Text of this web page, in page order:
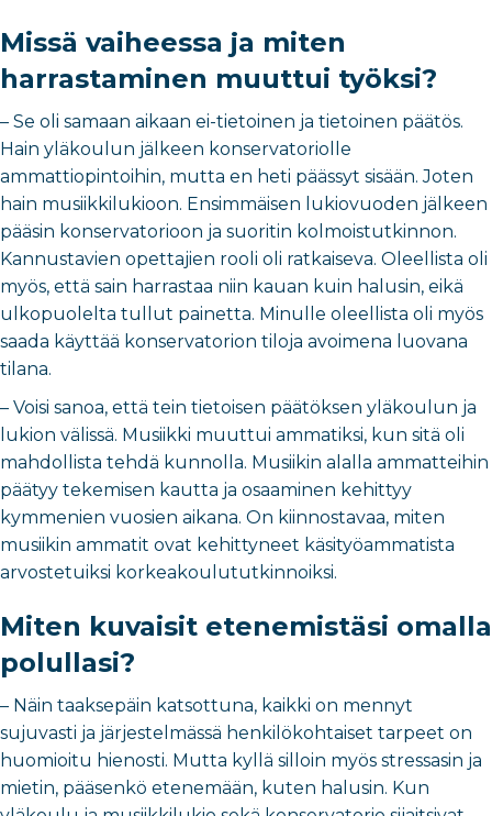
Missä vaiheessa ja miten
harrastaminen muuttui työksi?
– Se oli samaan aikaan ei-tietoinen ja tietoinen päätös.
Hain yläkoulun jälkeen konservatoriolle
ammattiopintoihin, mutta en heti päässyt sisään. Joten
hain musiikkilukioon. Ensimmäisen lukiovuoden jälkeen
pääsin konservatorioon ja suoritin kolmoistutkinnon.
Kannustavien opettajien rooli oli ratkaiseva. Oleellista oli
myös, että sain harrastaa niin kauan kuin halusin, eikä
ulkopuolelta tullut painetta. Minulle oleellista oli myös
saada käyttää konservatorion tiloja avoimena luovana
tilana.
– Voisi sanoa, että tein tietoisen päätöksen yläkoulun ja
lukion välissä. Musiikki muuttui ammatiksi, kun sitä oli
mahdollista tehdä kunnolla. Musiikin alalla ammatteihin
päätyy tekemisen kautta ja osaaminen kehittyy
kymmenien vuosien aikana. On kiinnostavaa, miten
musiikin ammatit ovat kehittyneet käsityöammatista
arvostetuiksi korkeakoulututkinnoiksi.
Miten kuvaisit etenemistäsi omalla
polullasi?
– Näin taaksepäin katsottuna, kaikki on mennyt
sujuvasti ja järjestelmässä henkilökohtaiset tarpeet on
huomioitu hienosti. Mutta kyllä silloin myös stressasin ja
mietin, pääsenkö etenemään, kuten halusin. Kun